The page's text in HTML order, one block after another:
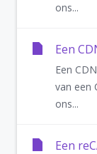
ons...
Een
Een
van een
ons...
Een